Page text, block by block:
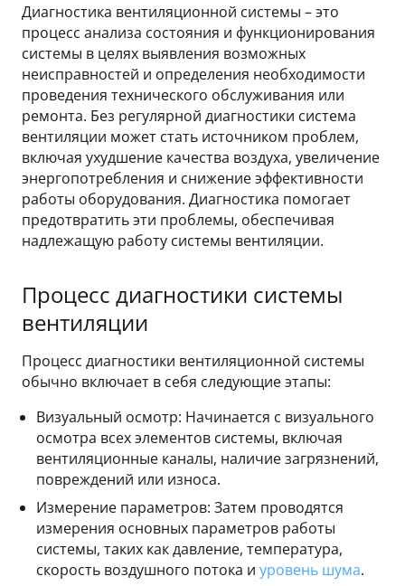
Диагностика вентиляционной системы – это
процесс анализа состояния и функционирования
системы в целях выявления возможных
неисправностей и определения необходимости
проведения технического обслуживания или
ремонта. Без регулярной диагностики система
вентиляции может стать источником проблем,
включая ухудшение качества воздуха, увеличение
энергопотребления и снижение эффективности
работы оборудования. Диагностика помогает
предотвратить эти проблемы, обеспечивая
надлежащую работу системы вентиляции.
Процесс диагностики системы
вентиляции
Процесс диагностики вентиляционной системы
обычно включает в себя следующие этапы:
Визуальный осмотр: Начинается с визуального
осмотра всех элементов системы, включая
вентиляционные каналы, наличие загрязнений,
повреждений или износа.
Измерение параметров: Затем проводятся
измерения основных параметров работы
системы, таких как давление, температура,
скорость воздушного потока и уровень шума.